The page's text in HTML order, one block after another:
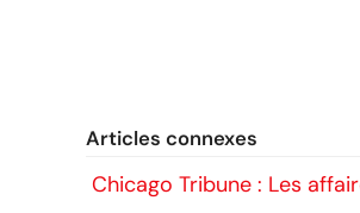
Articles connexes
Chicago Tribune : Les